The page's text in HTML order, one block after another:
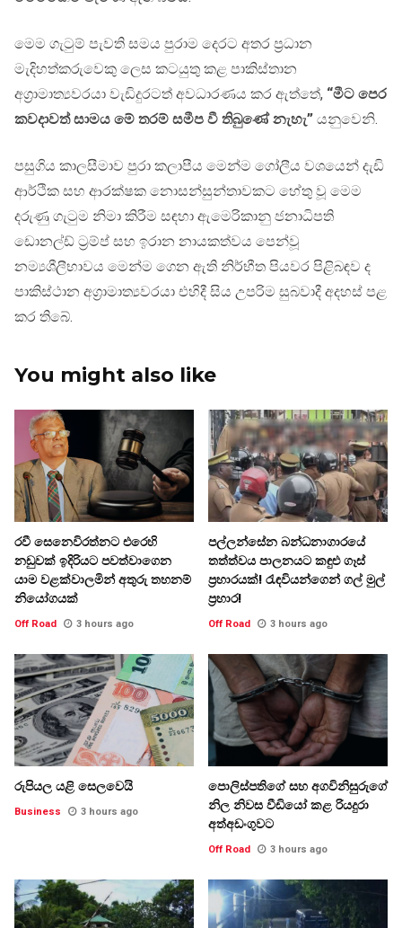
මෙම ගැටුම් පැවති සමය පුරාම දෙරට අතර ප්‍රධාන
මැදිහත්කරුවෙකු ලෙස කටයුතු කළ පාකිස්තාන
අග්‍රාමාත්‍යවරයා වැඩිදුරටත් අවධාරණය කර ඇත්තේ, “මීට පෙර
කවදාවත් සාමය මේ තරම් සමීප වී තිබුණේ නැහැ” යනුවෙනි.
පසුගිය කාලසීමාව පුරා කලාපීය මෙන්ම ගෝලීය වශයෙන් දැඩි
ආර්ථික සහ ආරක්ෂක නොසන්සුන්තාවකට හේතු වූ මෙම
දරුණු ගැටුම නිමා කිරීම සඳහා ඇමෙරිකානු ජනාධිපති
ඩොනල්ඩ් ට්‍රම්ප් සහ ඉරාන නායකත්වය පෙන්වූ
නම්‍යශීලීභාවය මෙන්ම ගෙන ඇති නිර්භීත පියවර පිළිබඳව ද
පාකිස්ථාන අග්‍රාමාත්‍යවරයා එහිදී සිය උපරිම සුබවාදී අදහස් පළ
කර තිබේ.
You might also like
රවී සෙනෙවිරත්නට එරෙහි
නඩුවක් ඉදිරියට පවත්වාගෙන
යාම වළක්වාලමින් අතුරු තහනම්
නියෝගයක්
Off Road 3 hours ago
පල්ලන්සේන බන්ධනාගාරයේ
තත්ත්වය පාලනයට කඳුළු ගෑස්
ප්‍රහාරයක්! රැඳවියන්ගෙන් ගල් මුල්
ප්‍රහාර!
Off Road 3 hours ago
රුපියල යළි සෙලවෙයි
Business 3 hours ago
පොලිස්පතිගේ සහ අගවිනිසුරුගේ
නිල නිවස වීඩියෝ කළ රියදුරා
අත්අඩංගුවට
Off Road 3 hours ago